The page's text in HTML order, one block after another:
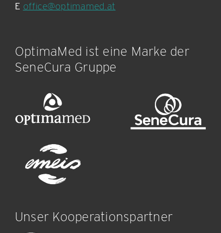
E office@optimamed.at
OptimaMed ist eine Marke der
SeneCura Gruppe
Unser Kooperationspartner